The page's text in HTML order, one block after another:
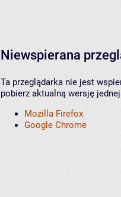
Niewspierana
Ta przeglądarka nie jest
pobierz aktualną wersję
Mozilla Firefox
Google Chrome